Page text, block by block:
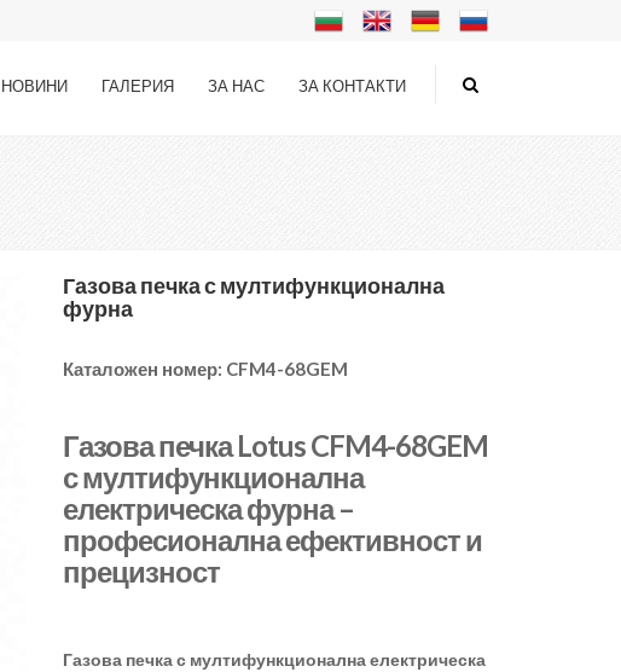
НОВИНИ ГАЛЕРИЯ ЗА НАС ЗА КОНТАКТИ
Газова печка с мултифункционална
фурна
Каталожен номер: CFM4-68GEM
Газова печка Lotus CFM4-68GEM
с мултифункционална
електрическа фурна –
професионална ефективност и
прецизност
Газова печка с мултифункционална електрическа